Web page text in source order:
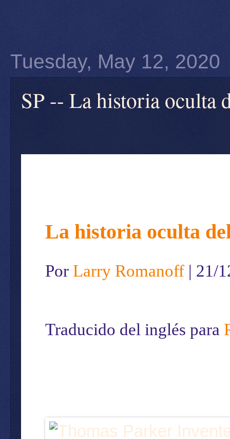
Tuesday, May 12, 2020
SP -- La historia oculta
La historia oculta
Por Larry Romanoff | 21/
Traducido del inglés para